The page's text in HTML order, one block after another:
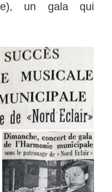
un gala qui